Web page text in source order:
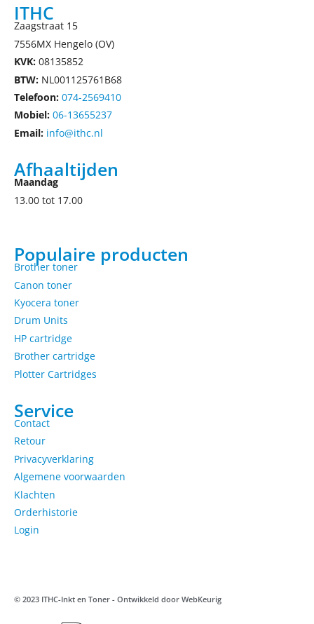
ITHC
Zaagstraat 15
7556MX Hengelo (OV)
KVK: 08135852
BTW: NL001125761B68
Telefoon: 074-2569410
Mobiel: 06-13655237
Email: info@ithc.nl
Afhaaltijden
Maandag
13.00 tot 17.00
Populaire producten
Brother toner
Canon toner
Kyocera toner
Drum Units
HP cartridge
Brother cartridge
Plotter Cartridges
Service
Contact
Retour
Privacyverklaring
Algemene voorwaarden
Klachten
Orderhistorie
Login
© 2023 ITHC-Inkt en Toner - Ontwikkeld door WebKeurig